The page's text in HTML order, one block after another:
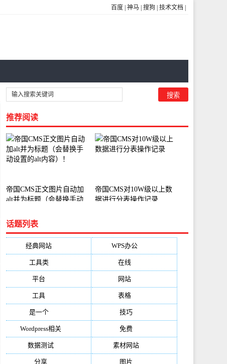
百度 神马 搜狗 技术文档
推荐阅读
帝国CMS正文图片自动加
alt并为标题（会替换手动
帝国CMS对10W级以上数
据进行分表操作记录
话题列表
经典网站 WPS办公(2513)
工具类(1994) 在线(1987)
平台 网站(1170)
工具 表格(1052)
是一个(1026) 技巧
Wordpress相关(851) 免费
数据测试(788) 素材网站
分享(676) 图片